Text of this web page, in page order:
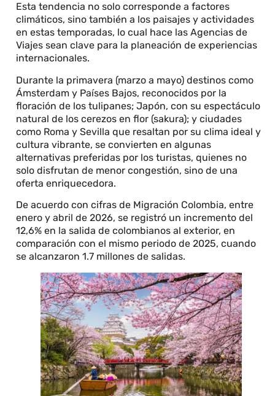
Esta tendencia no solo corresponde a factores
climáticos, sino también a los paisajes y actividades
en estas temporadas, lo cual hace las Agencias de
Viajes sean clave para la planeación de experiencias
internacionales.
Durante la primavera (marzo a mayo) destinos como
Ámsterdam y Países Bajos, reconocidos por la
floración de los tulipanes; Japón, con su espectáculo
natural de los cerezos en flor (sakura); y ciudades
como Roma y Sevilla que resaltan por su clima ideal y
cultura vibrante, se convierten en algunas
alternativas preferidas por los turistas, quienes no
solo disfrutan de menor congestión, sino de una
oferta enriquecedora.
De acuerdo con cifras de Migración Colombia, entre
enero y abril de 2026, se registró un incremento del
12,6% en la salida de colombianos al exterior, en
comparación con el mismo periodo de 2025, cuando
se alcanzaron 1.7 millones de salidas.